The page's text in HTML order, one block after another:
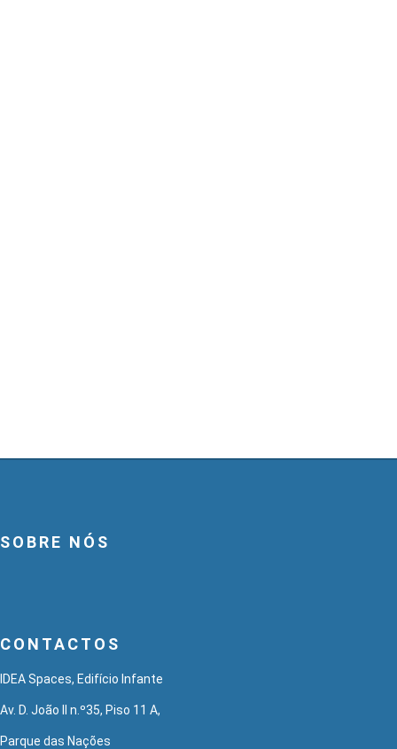
SOBRE NÓS
CONTACTOS
IDEA Spaces, Edifício Infante
Av. D. João II n.º35, Piso 11 A,
Parque das Nações